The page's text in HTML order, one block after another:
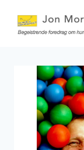
content